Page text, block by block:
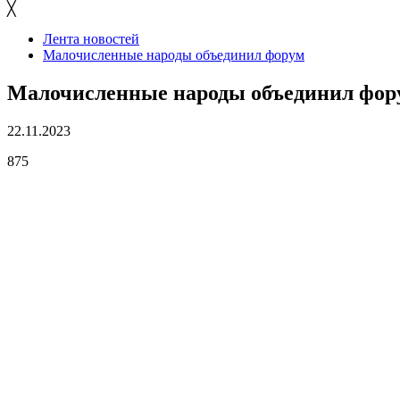
╳
Лента новостей
Малочисленные народы объединил форум
Малочисленные народы объединил
22.11.2023
875